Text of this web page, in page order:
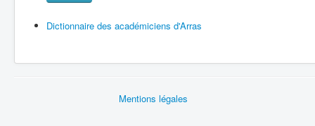
Dictionnaire des académiciens d'Arras
Mentions légales